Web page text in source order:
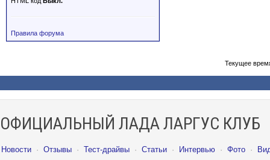
Правила форума
Текущее
ОФИЦИАЛЬНЫЙ ЛАДА ЛАРГУС КЛУБ
Новости · Отзывы · Тест-драйвы · Статьи · Интервью · Фото ·